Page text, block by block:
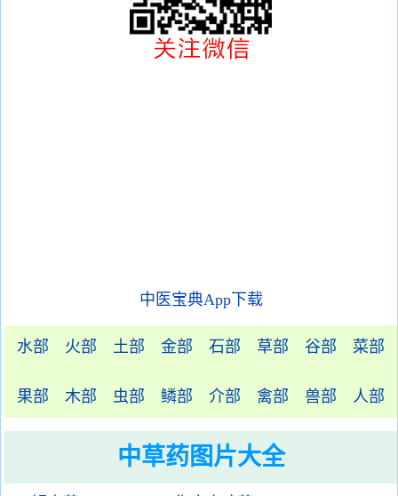
中医宝典App下载
水部 火部 土部 金部 石部 草部 谷部 菜部
果部 木部 虫部 鳞部 介部 禽部 兽部 人部
中草药图片大全